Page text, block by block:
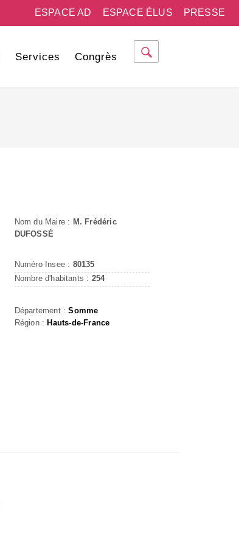
PRESSE
ESPACE ÉLUS
ESPACE AD
Services Congrès
Nom du Maire : M. Frédéric
DUFOSSÉ
Numéro Insee : 80135
Nombre d'habitants : 254
Département :Somme
Région : Hauts-de-France